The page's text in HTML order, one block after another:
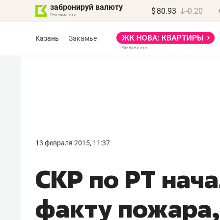
забронируй валюту $ 80.93 -0.20
Казань Закамье
13 февраля 2015, 11:37
СКР по РТ
факту
правил, бизнес может
потерять минимум